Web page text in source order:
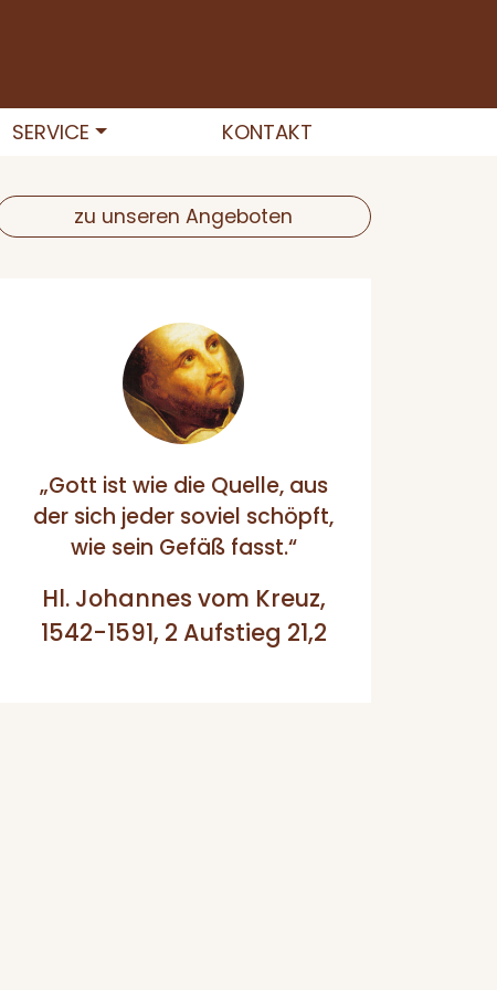
SERVICE KONTAKT
zu unseren Angeboten
„Gott ist wie die Quelle, aus
der sich jeder soviel schöpft,
wie sein Gefäß fasst.“
Hl. Johannes vom Kreuz,
1542-1591, 2 Aufstieg 21,2